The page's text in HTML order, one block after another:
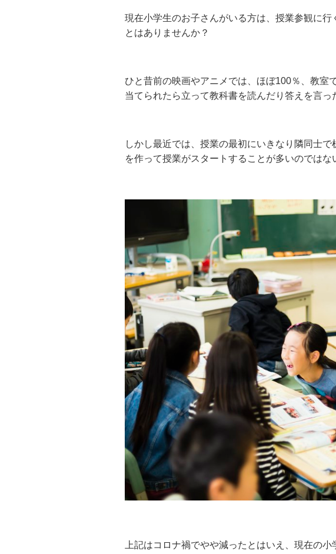
現在小学生のお子さんがいる方は、授業参観に
とはありませんか？
ひと昔前の映画やアニメでは、ほぼ100％、教室
当てられたら立って教科書を読んだり答えを言っ
しかし最近では、授業の最初にいきなり隣同士
を作って授業がスタートすることが多いのではな
上記はコロナ禍でやや減ったとはいえ、現在の